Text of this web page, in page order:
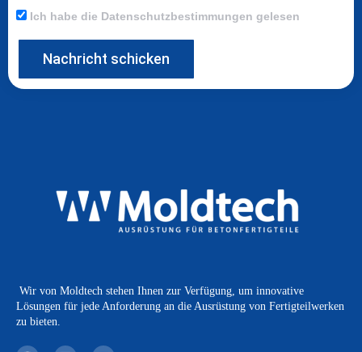
Ich habe die Datenschutzbestimmungen gelesen
Nachricht schicken
Wir von Moldtech stehen Ihnen zur Verfügung, um innovative
Lösungen für jede Anforderung an die Ausrüstung von Fertigteilwerken
zu bieten.